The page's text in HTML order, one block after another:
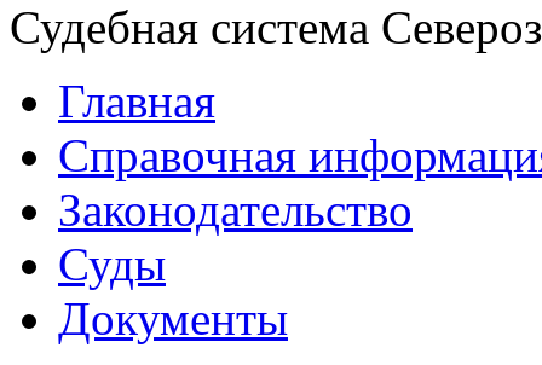
Судебная система
Главная
Справочная
Законодательство
Суды
Документы